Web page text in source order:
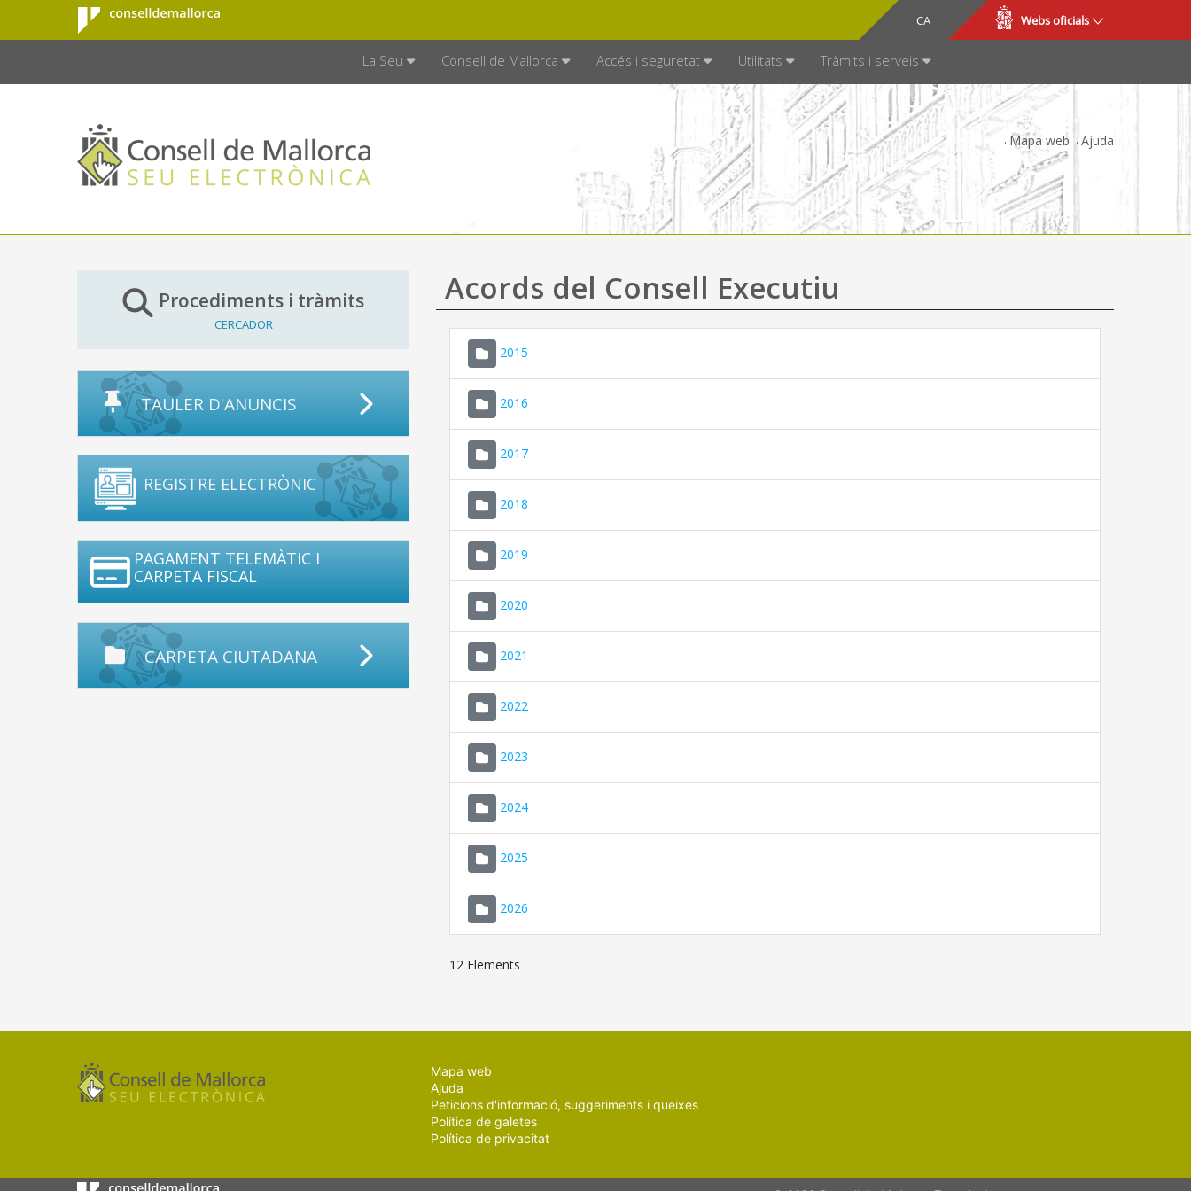
Salta al contingut principal
Consell de
Mallorca
CA
ES Webs oficials
La Seu Consell de Mallorca Accés i seguretat Utilitats Tràmits i serveis
Mapa web Ajuda
Procediments i tràmits
CERCADOR
TAULER D'ANUNCIS
REGISTRE ELECTRÒNIC
PAGAMENT TELEMÀTIC I
CARPETA FISCAL
CARPETA CIUTADANA
Acords del Consell Executiu
2015
2016
2017
2018
2019
2020
2021
2022
2023
2024
2025
2026
12 Elements
Mapa web
Ajuda
Peticions d'informació, suggeriments i queixes
Política de galetes
Política de privacitat